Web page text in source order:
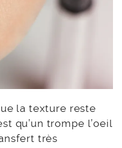
la texture reste
qu’un trompe l’oeil
très